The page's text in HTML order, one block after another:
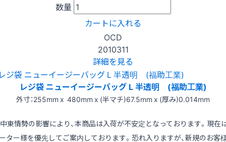
数量
カートに入れる
OCD
2010311
詳細を見る
レジ袋 ニューイージーバッグ L 半透明 (福助工業)
外寸：255mm x 480mm x (半マチ)67.5mm x (厚み)0.014mm
東情勢の影響により、本商品は入荷が不安定となっております。現在
ター様を優先してご案内しております。恐れ入りますが、新規のお客